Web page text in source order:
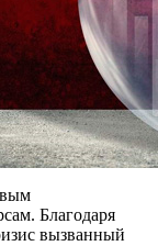
Благодаря
вызванный